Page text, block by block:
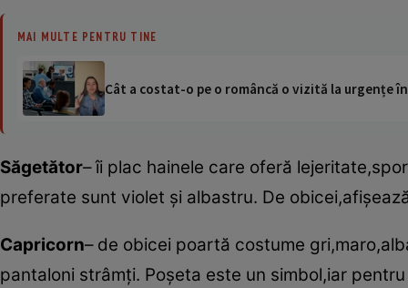
MAI MULTE PENTRU TINE
Cât a costat-o pe o româncă o vizită la urgențe
Săgetător– îi plac hainele care oferă
preferate sunt violet şi albastru. De
Capricorn– de obicei poartă costume
pantaloni strâmţi. Poşeta este un simbol,iar